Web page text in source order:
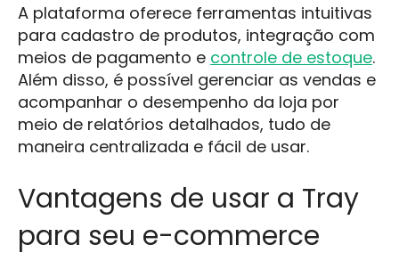
A plataforma oferece ferramentas intuitivas
para cadastro de produtos, integração com
meios de pagamento e controle de estoque.
Além disso, é possível gerenciar as vendas e
acompanhar o desempenho da loja por
meio de relatórios detalhados, tudo de
maneira centralizada e fácil de usar.
Vantagens de usar a Tray
para seu e-commerce